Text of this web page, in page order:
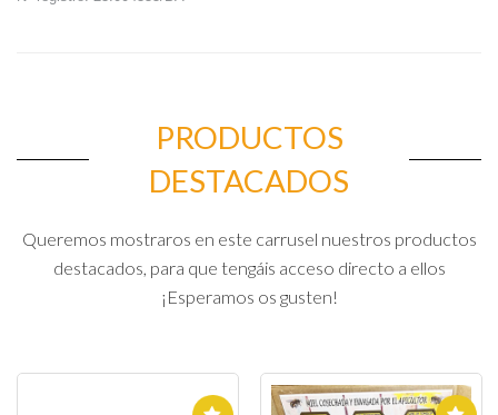
PRODUCTOS
DESTACADOS
Queremos mostraros en este carrusel nuestros productos
destacados, para que tengáis acceso directo a ellos
¡Esperamos os gusten!